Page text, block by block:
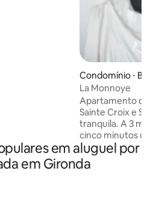
Condomínio ⋅
La Monnoye
Apartamento do
Sainte Croix e
tranquila. A 3
cinco minutos do
D. Vistas do Hôtel
torre Saint Michel. 70 m2
renovados
em aluguel por
em Gironda